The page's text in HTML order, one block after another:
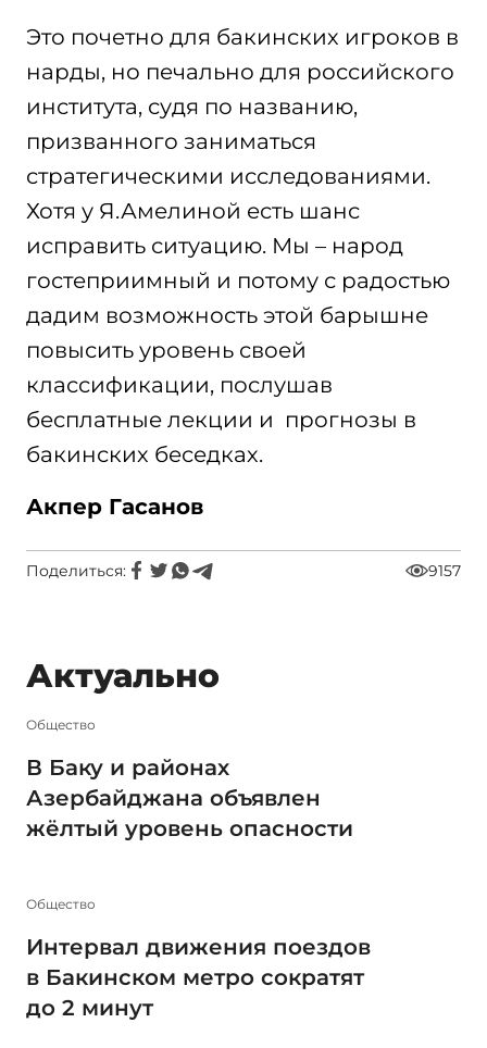
Это почетно для бакинских игроков в
нарды, но печально для российского
института, судя по названию,
призванного заниматься
стратегическими исследованиями.
Хотя у Я.Амелиной есть шанс
исправить ситуацию. Мы – народ
гостеприимный и потому с радостью
дадим возможность этой барышне
повысить уровень своей
классификации, послушав
бесплатные лекции и прогнозы в
бакинских беседках.
Акпер Гасанов
Поделиться: 9157
Актуально
Общество
В Баку и районах
Азербайджана объявлен
жёлтый уровень опасности
Общество
Интервал движения поездов
в Бакинском метро сократят
до 2 минут